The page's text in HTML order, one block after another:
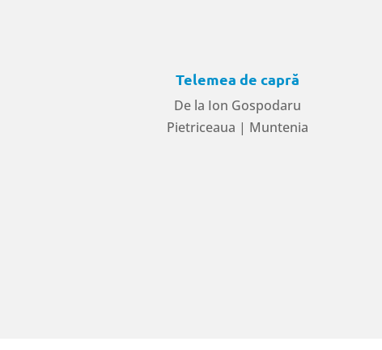
Telemea de capră
De la Ion Gospodaru
Pietriceaua | Muntenia